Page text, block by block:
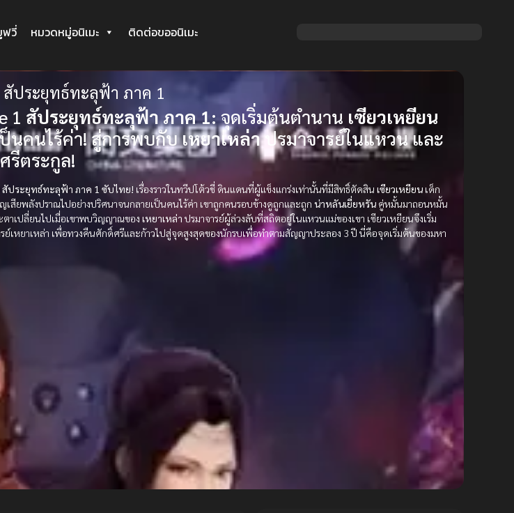
ฟวี่ หมวดหมู่อนิเมะ ติดต่อขออนิเมะ
สัประยุทธ์ทะลุฟ้า ภาค 1
1 สัประยุทธ์ทะลุฟ้า ภาค 1:จุดเริ่มต้นตำนาน เซียวเหยียน
นคนไร้ค่า! สู่การพบกับเหยาเหล่าปรมาจารย์ในแหวน และ
รีตระกูล!
สัประยุทธ์ทะลุฟ้า ภาค 1 ซับไทย! เรื่องราวในทวีปโต้วชี่ ดินแดนที่ผู้แข็งแกร่งเท่านั้นที่มีสิทธิ์ตัดสิน เซียวเหยียน เด็ก
สียพลังปราณไปอย่างปริศนาจนกลายเป็นคนไร้ค่า เขาถูกคนรอบข้างดูถูกและถูก น่าหลันเยี่ยหรัน คู่หมั้นมาถอนหมั้น
ตาเปลี่ยนไปเมื่อเขาพบวิญญาณของ เหยาเหล่า ปรมาจารย์ผู้ล่วงลับที่สถิตอยู่ในแหวนแม่ของเขา เซียวเหยียนจึงเริ่ม
ย์เหยาเหล่า เพื่อทวงคืนศักดิ์ศรีและก้าวไปสู่จุดสูงสุดของนักรบเพื่อทำตามสัญญาประลอง 3 ปี นี่คือจุดเริ่มต้นของมหา